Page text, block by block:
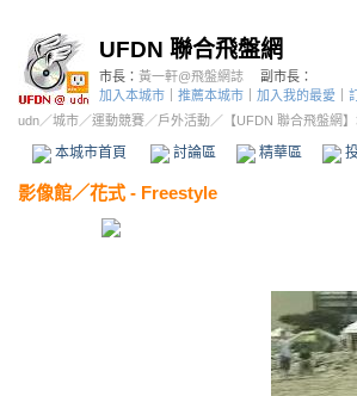
UFDN 聯合飛盤網
市長： 黃一軒@飛盤網誌
副市長：
加入本城市
推薦本城市 加入我的最愛
udn／城市／運動競賽／戶外活動／ 【UFDN 聯合飛盤網
本城市首頁 討論區 精華區
影像館／花式 - Freestyle